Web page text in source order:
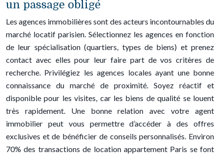
un passage obligé
Les agences immobilières sont des acteurs incontournables du
marché locatif parisien. Sélectionnez les agences en fonction
de leur spécialisation (quartiers, types de biens) et prenez
contact avec elles pour leur faire part de vos critères de
recherche. Privilégiez les agences locales ayant une bonne
connaissance du marché de proximité. Soyez réactif et
disponible pour les visites, car les biens de qualité se louent
très rapidement. Une bonne relation avec votre agent
immobilier peut vous permettre d’accéder à des offres
exclusives et de bénéficier de conseils personnalisés. Environ
70% des transactions de location appartement Paris se font